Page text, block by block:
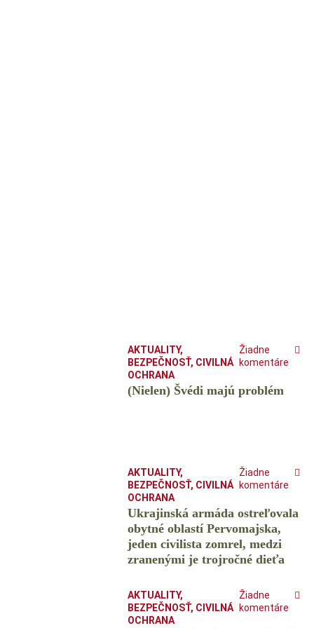
AKTUALITY,
BEZPEČNOSŤ, CIVILNÁ
OCHRANA
Žiadne
komentáre
(Nielen) Švédi majú problém
AKTUALITY,
BEZPEČNOSŤ, CIVILNÁ
OCHRANA
Žiadne
komentáre
Ukrajinská armáda ostreľovala
obytné oblastí Pervomajska,
jeden civilista zomrel, medzi
zranenými je trojročné dieťa
AKTUALITY,
BEZPEČNOSŤ, CIVILNÁ
OCHRANA
Žiadne
komentáre